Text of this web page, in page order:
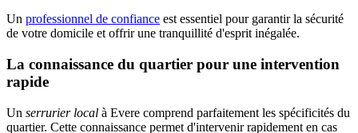
Un professionnel de confiance est essentiel pour garantir la sécurité
de votre domicile et offrir une tranquillité d'esprit inégalée.
La connaissance du quartier pour une intervention
rapide
Un serrurier local à Evere comprend parfaitement les spécificités du
quartier. Cette connaissance permet d'intervenir rapidement en cas